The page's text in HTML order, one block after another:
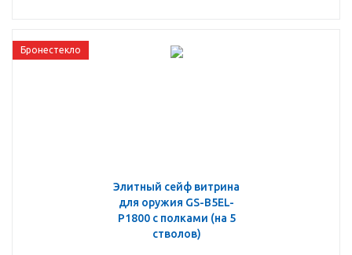
Бронестекло
Элитный сейф витрина
для оружия GS-B5EL-
P1800 с полками (на 5
стволов)